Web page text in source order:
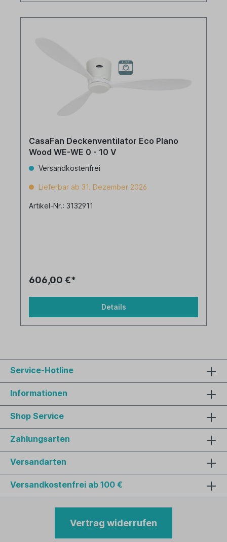
CasaFan Deckenventilator Eco Plano
Wood WE-WE 0 - 10 V
Versandkostenfrei
Lieferbar ab 31. Dezember 2026
Artikel-Nr.: 3132911
606,00 €*
Details
Service-Hotline
Informationen
Shop Service
Zahlungsarten
Versandarten
Versandkostenfrei ab 100 €
Vertrag widerrufen